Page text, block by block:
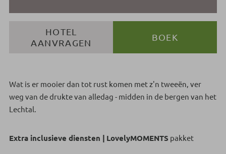
Wat is er mooier dan tot rust komen met z'n tweeën, ver
weg van de drukte van alledag - midden in de bergen van het
Lechtal.
Extra inclusieve diensten | LovelyMOMENTS pakket
HOTEL
AANVRAGEN
BOEK